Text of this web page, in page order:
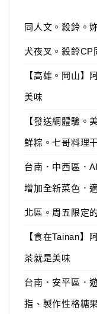
同人文。殺鈴。
犬夜叉。殺鈴CP
【高雄。岡山】
美味
【發送網體驗。
鮮粽。七哥料理
台南．中西區．
增加全新菜色．
北區。周五限定
【食在Tainan】
茶就是美味
台南．安平區．
指、製作性格糖